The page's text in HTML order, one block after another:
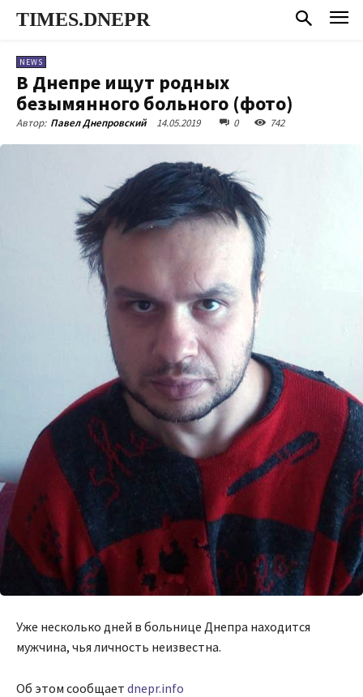
TIMES.DNEPR
NEWS
В Днепре ищут родных
безымянного больного (фото)
Автор: Павел Днепровский 14.05.2019 0 742
Уже несколько дней в больнице Днепра находится
мужчина, чья личность неизвестна.
Об этом сообщает dnepr.info